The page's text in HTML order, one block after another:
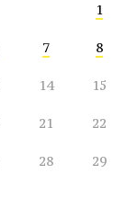
1
7 8
14 15
21 22
28 29